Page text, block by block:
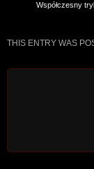
Współczesny
THIS ENTRY WAS